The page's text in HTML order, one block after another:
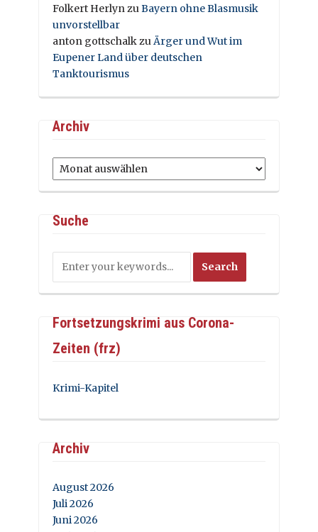
Folkert HerlynzuBayern ohne Blasmusik
unvorstellbar
anton gottschalkzuÄrger und Wut im
Eupener Land über deutschen
Tanktourismus
Archiv
Archiv
Suche
Fortsetzungskrimi aus Corona-
Zeiten (frz)
Krimi-Kapitel
Archiv
August 2026
Juli 2026
Juni 2026